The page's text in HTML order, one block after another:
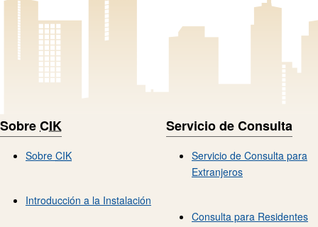
SobreCIK
Sobre CIK
Introducción a la Instalación
Servicio de Consulta
Servicio de Consulta para
Extranjeros
Consulta para Residentes